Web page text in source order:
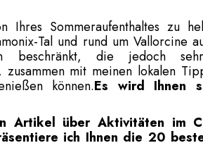
Ihres Sommeraufenthaltes zu
Tal und rund um Vallorcine
die jedoch sehr
zusammen mit meinen lokalen
können.Es wird Ihnen
Artikel über Aktivitäten im
ich Ihnen die 20